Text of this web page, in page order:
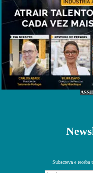
Subscreva e receba